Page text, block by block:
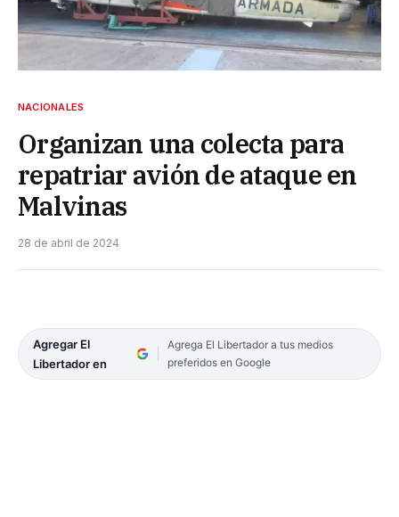
NACIONALES
Organizan una colecta para
repatriar avión de ataque en
Malvinas
28 de abril de 2024
Agregar El
Libertador en
Agrega El Libertador a tus medios
preferidos en Google